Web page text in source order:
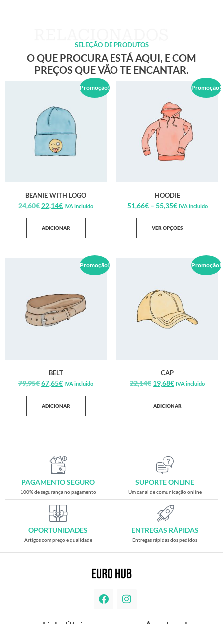
SELEÇÃO DE PRODUTOS
O QUE PROCURA ESTÁ AQUI, E COM
PREÇOS QUE VÃO TE ENCANTAR.
Promoção!
BEANIE WITH LOGO
24,60€ 22,14€ IVA incluido
ADICIONAR
Promoção!
HOODIE
51,66€ – 55,35€ IVA incluido
VER OPÇÕES
Promoção!
BELT
79,95€67,65€ IVA incluido
ADICIONAR
Promoção!
CAP
22,14€ 19,68€ IVA incluido
ADICIONAR
PAGAMENTO SEGURO
100% de segurança no pagamento
SUPORTE ONLINE
Um canal de comunicação online
OPORTUNIDADES
Artigos com preço e qualidade
ENTREGAS RÁPIDAS
Entregas rápidas dos pedidos